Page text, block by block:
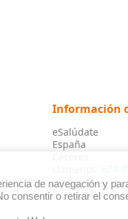
Información
eSalúdate
España
de navegación y
consentir o retirar el